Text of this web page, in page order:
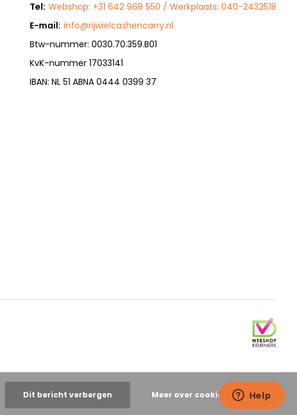
Tel: Webshop: +31 642 969 550 / Werkplaats: 040-2432518
E-mail: info@rijwielcashencarry.nl
Btw-nummer: 0030.70.359.B01
KvK-nummer 17033141
IBAN: NL 51 ABNA 0444 0399 37
Dit bericht verbergen Meer over cookies »